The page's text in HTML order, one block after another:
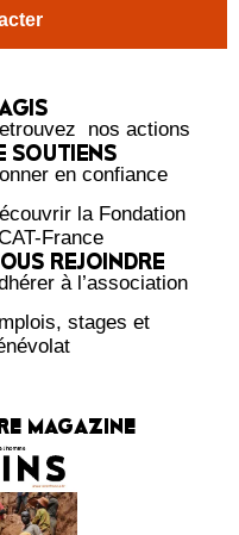
nos actions
SOUTIENS
en confiance
la Fondation
France
REJOINDRE
à l’association
stages et
MAGAZINE